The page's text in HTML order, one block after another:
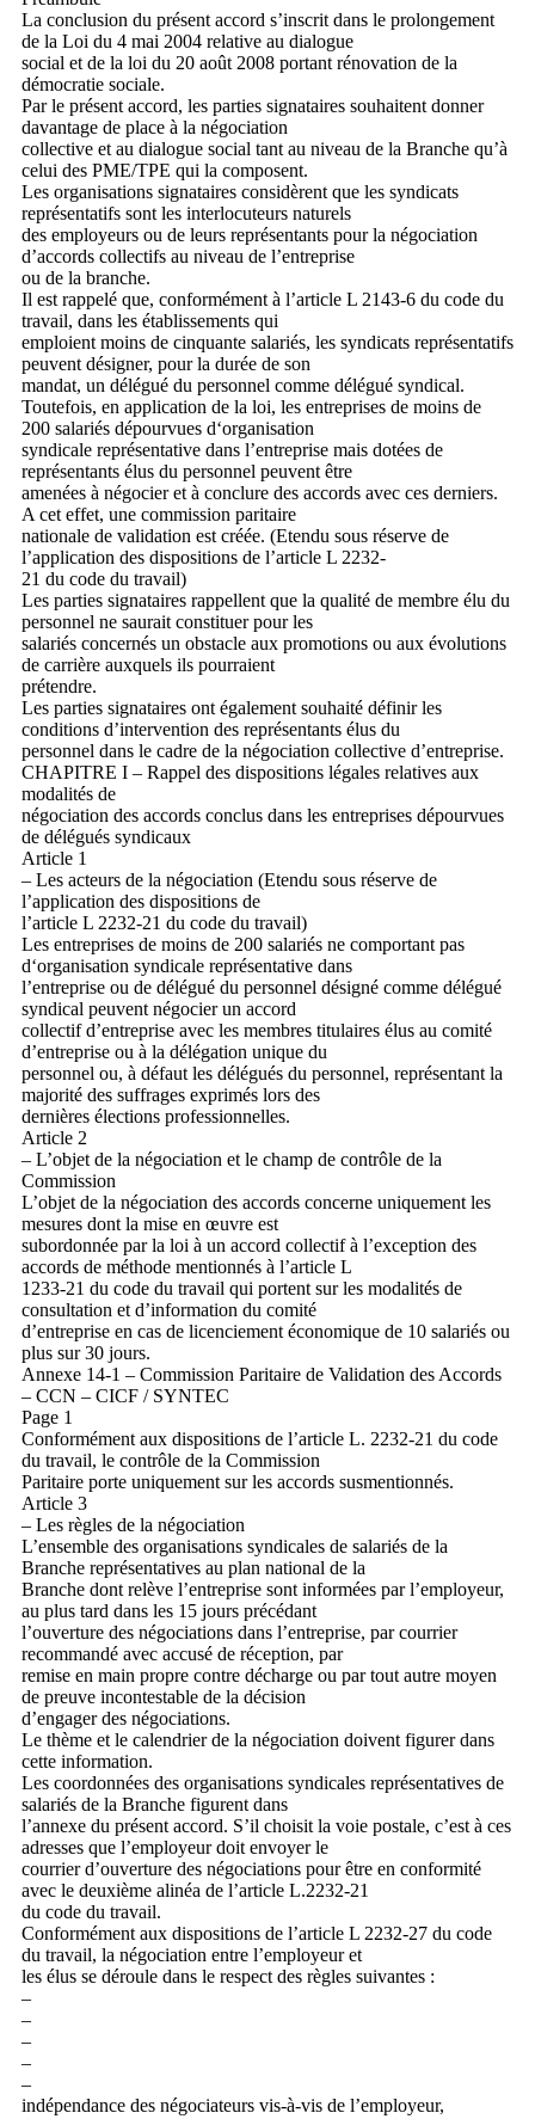
La conclusion du présent accord s’inscrit dans le prolongement
de la Loi du 4 mai 2004 relative au dialogue
social et de la loi du 20 août 2008 portant rénovation de la
démocratie sociale.
Par le présent accord, les parties signataires souhaitent donner
davantage de place à la négociation
collective et au dialogue social tant au niveau de la Branche qu’à
celui des PME/TPE qui la composent.
Les organisations signataires considèrent que les syndicats
représentatifs sont les interlocuteurs naturels
des employeurs ou de leurs représentants pour la négociation
d’accords collectifs au niveau de l’entreprise
ou de la branche.
Il est rappelé que, conformément à l’article L 2143-6 du code du
travail, dans les établissements qui
emploient moins de cinquante salariés, les syndicats représentatifs
peuvent désigner, pour la durée de son
mandat, un délégué du personnel comme délégué syndical.
Toutefois, en application de la loi, les entreprises de moins de
200 salariés dépourvues d‘organisation
syndicale représentative dans l’entreprise mais dotées de
représentants élus du personnel peuvent être
amenées à négocier et à conclure des accords avec ces derniers.
A cet effet, une commission paritaire
nationale de validation est créée. (Etendu sous réserve de
l’application des dispositions de l’article L 2232-
21 du code du travail)
Les parties signataires rappellent que la qualité de membre élu du
personnel ne saurait constituer pour les
salariés concernés un obstacle aux promotions ou aux évolutions
de carrière auxquels ils pourraient
prétendre.
Les parties signataires ont également souhaité définir les
conditions d’intervention des représentants élus du
personnel dans le cadre de la négociation collective d’entreprise.
CHAPITRE I – Rappel des dispositions légales relatives aux
modalités de
négociation des accords conclus dans les entreprises dépourvues
de délégués syndicaux
Article 1
– Les acteurs de la négociation (Etendu sous réserve de
l’application des dispositions de
l’article L 2232-21 du code du travail)
Les entreprises de moins de 200 salariés ne comportant pas
d‘organisation syndicale représentative dans
l’entreprise ou de délégué du personnel désigné comme délégué
syndical peuvent négocier un accord
collectif d’entreprise avec les membres titulaires élus au comité
d’entreprise ou à la délégation unique du
personnel ou, à défaut les délégués du personnel, représentant la
majorité des suffrages exprimés lors des
dernières élections professionnelles.
Article 2
– L’objet de la négociation et le champ de contrôle de la
Commission
L’objet de la négociation des accords concerne uniquement les
mesures dont la mise en œuvre est
subordonnée par la loi à un accord collectif à l’exception des
accords de méthode mentionnés à l’article L
1233-21 du code du travail qui portent sur les modalités de
consultation et d’information du comité
d’entreprise en cas de licenciement économique de 10 salariés ou
plus sur 30 jours.
Annexe 14-1 – Commission Paritaire de Validation des Accords
– CCN – CICF / SYNTEC
Page 1
Conformément aux dispositions de l’article L. 2232-21 du code
du travail, le contrôle de la Commission
Paritaire porte uniquement sur les accords susmentionnés.
Article 3
– Les règles de la négociation
L’ensemble des organisations syndicales de salariés de la
Branche représentatives au plan national de la
Branche dont relève l’entreprise sont informées par l’employeur,
au plus tard dans les 15 jours précédant
l’ouverture des négociations dans l’entreprise, par courrier
recommandé avec accusé de réception, par
remise en main propre contre décharge ou par tout autre moyen
de preuve incontestable de la décision
d’engager des négociations.
Le thème et le calendrier de la négociation doivent figurer dans
cette information.
Les coordonnées des organisations syndicales représentatives de
salariés de la Branche figurent dans
l’annexe du présent accord. S’il choisit la voie postale, c’est à ces
adresses que l’employeur doit envoyer le
courrier d’ouverture des négociations pour être en conformité
avec le deuxième alinéa de l’article L.2232-21
du code du travail.
Conformément aux dispositions de l’article L 2232-27 du code
du travail, la négociation entre l’employeur et
les élus se déroule dans le respect des règles suivantes :
–
–
–
–
–
indépendance des négociateurs vis-à-vis de l’employeur,